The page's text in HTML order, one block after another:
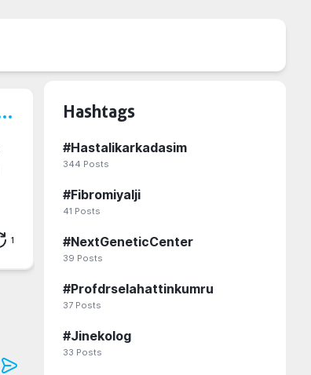
1
Hashtags
#Hastalikarkadasim
344 Posts
#Fibromiyalji
41 Posts
#NextGeneticCenter
39 Posts
#Profdrselahattinkumru
37 Posts
#Jinekolog
33 Posts